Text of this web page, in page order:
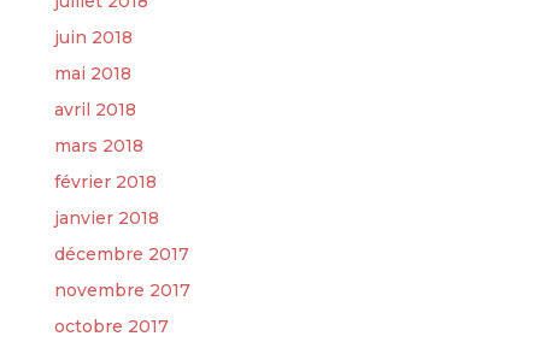
juin 2018
mai 2018
avril 2018
mars 2018
février 2018
janvier 2018
décembre 2017
novembre 2017
octobre 2017